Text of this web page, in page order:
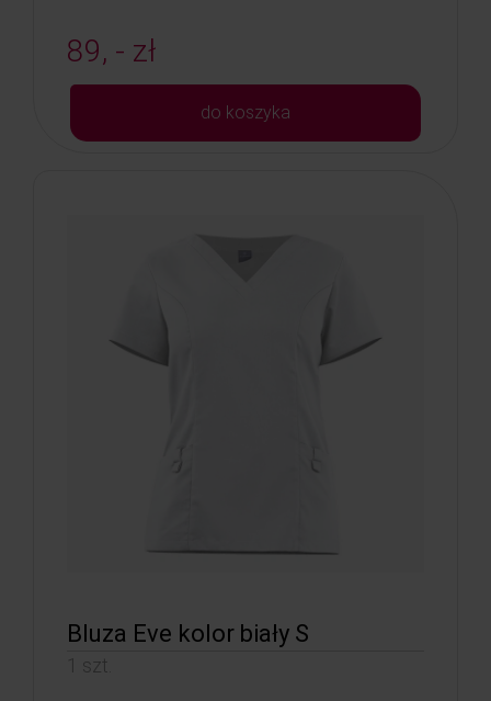
89, - zł
do koszyka
Bluza Eve kolor biały S
1 szt.